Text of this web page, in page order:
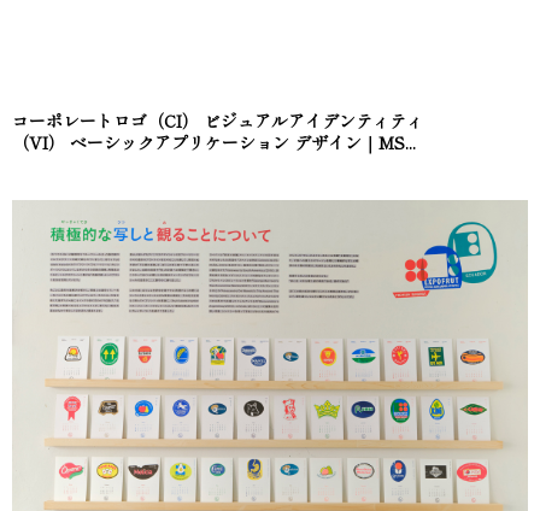
コーポレートロゴ（CI） ビジュアルアイデンティティ
（VI） ベーシックアプリケーション デザイン｜MS...